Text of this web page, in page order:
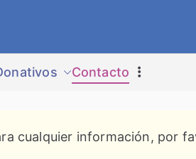
Contacto
cualquier información, por